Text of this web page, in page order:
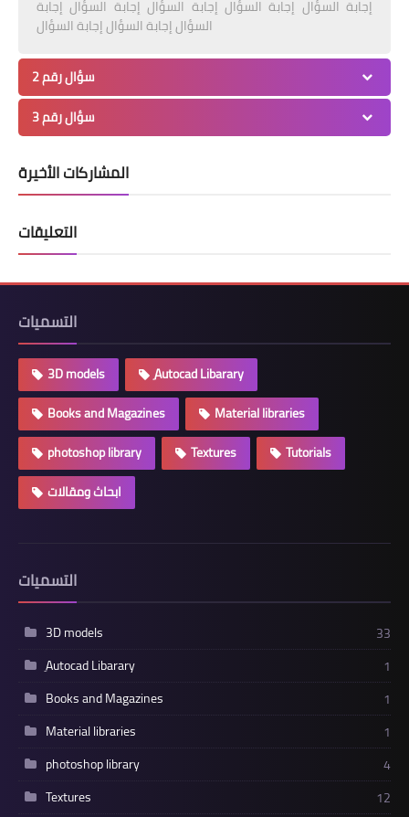
إجابة السؤال إجابة السؤال إجابة السؤال إجابة السؤال إجابة
السؤال إجابة السؤال إجابة السؤال
سؤال رقم 2
سؤال رقم 3
المشاركات الأخيرة
التعليقات
التسميات
3D models
ِAutocad Libarary
Books and Magazines
Material libraries
photoshop library
Textures
Tutorials
ابحاث ومقالات
التسميات
3D models
33
ِAutocad Libarary
1
Books and Magazines
1
Material libraries
1
photoshop library
4
Textures
12